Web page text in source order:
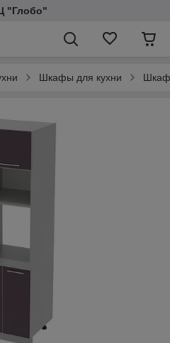
"Глобо"
Шкафы для кухни